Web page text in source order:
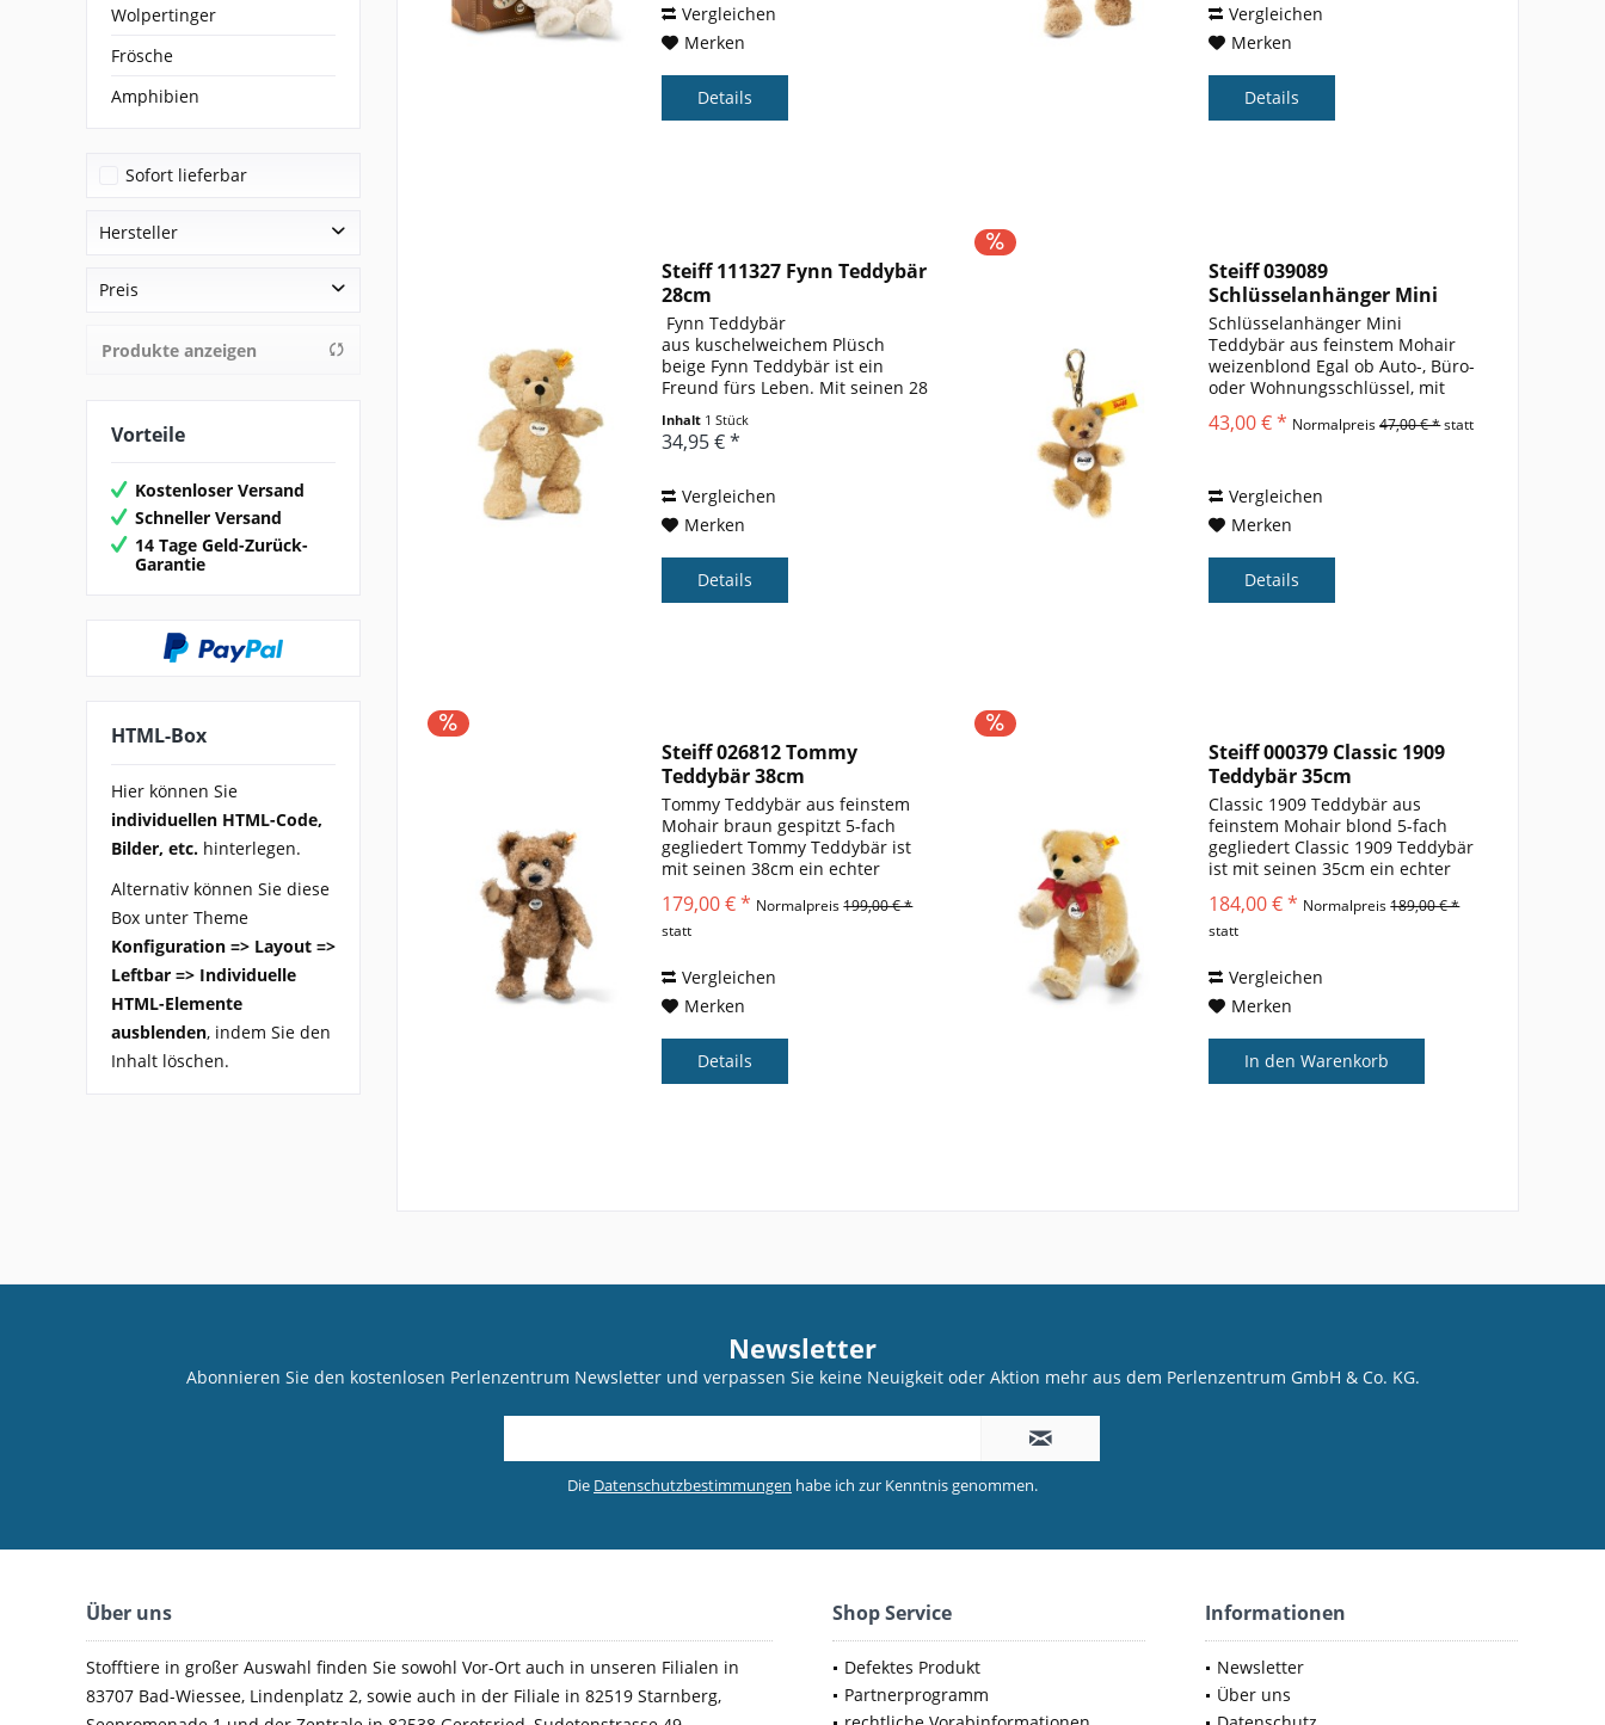
Wolpertinger
Frösche
Amphibien
Sofort lieferbar
Hersteller
ES Euro Souveniers
Preis
bis
Produkte anzeigen
Vorteile
Kostenloser Versand
Schneller Versand
14 Tage Geld-Zurück-
Garantie
HTML-Box
Hier können Sie
individuellen HTML-Code,
Bilder, etc. hinterlegen.
Alternativ können Sie diese
Box unter Theme
Konfiguration => Layout =>
Leftbar => Individuelle
HTML-Elemente
ausblenden, indem Sie den
Inhalt löschen.
Vergleichen
Merken
Details
Spazierengehen....
Vergleichen
Merken
Details
Steiff 111327 Fynn Teddybär
28cm
 Fynn Teddybär
aus kuschelweichem Plüsch
beige Fynn Teddybär ist ein
Freund fürs Leben. Mit seinen 28
und will immer überall mit dabei
sein, egal ob im Kindergarten, im
Spazierengehen....
Inhalt 1 Stück
34,95 € *
Vergleichen
Merken
Details
Steiff 039089
Schlüsselanhänger Mini
Teddybär 8cm
Schlüsselanhänger Mini
Teddybär aus feinstem Mohair
weizenblond Egal ob Auto-, Büro-
oder Wohnungsschlüssel, mit
Teddybär Anhänger müssen Sie
8cm groß, aus feinstem...
43,00 € * Normalpreis47,00 € *statt
Vergleichen
Merken
Details
Steiff 026812 Tommy
Teddybär 38cm
Tommy Teddybär aus feinstem
Mohair braun gespitzt 5-fach
gegliedert Tommy Teddybär ist
mit seinen 38cm ein echter
Hingucker in jeder Sammlung
von Steiff Teddybären. Sein
braun gespitztes Fell ist aus
durch...
179,00 € * Normalpreis199,00 € *
statt
Vergleichen
Merken
Details
Steiff 000379 Classic 1909
Teddybär 35cm
Classic 1909 Teddybär aus
feinstem Mohair blond 5-fach
gegliedert Classic 1909 Teddybär
ist mit seinen 35cm ein echter
Hingucker in jeder
Teddybärensammlung von Steiff.
Er verzaubert mit seinem
welches aus...
184,00 € * Normalpreis189,00 € *
statt
Vergleichen
Merken
In den Warenkorb
Newsletter
Abonnieren Sie den kostenlosen Perlenzentrum Newsletter und verpassen Sie keine Neuigkeit oder Aktion mehr aus dem Perlenzentrum GmbH & Co. KG.
Die Datenschutzbestimmungen habe ich zur Kenntnis genommen.
Über uns
Stofftiere in großer Auswahl finden Sie sowohl Vor-Ort auch in unseren Filialen in
83707 Bad-Wiessee, Lindenplatz 2, sowie auch in der Filiale in 82519 Starnberg,
Shop Service
Defektes Produkt
Partnerprogramm
Informationen
Newsletter
Über uns